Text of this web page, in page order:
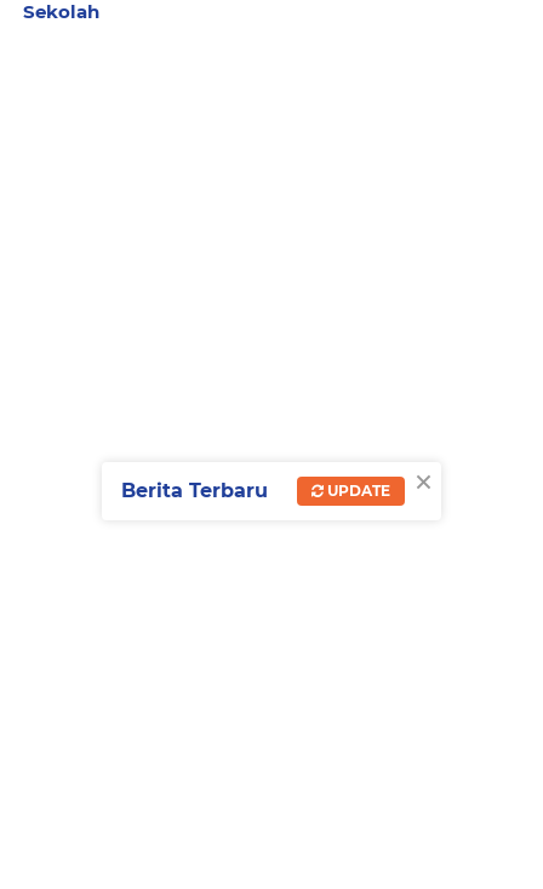
Sekolah
×
Berita Terbaru UPDATE